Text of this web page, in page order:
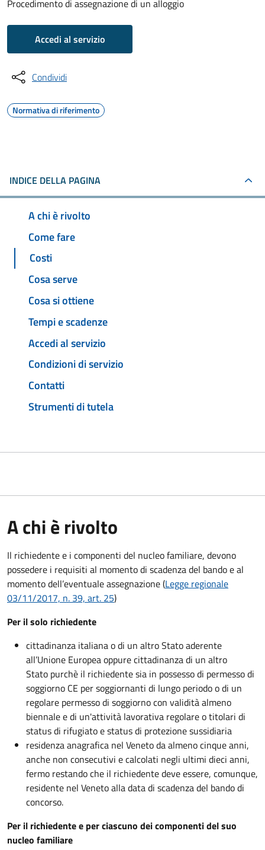
Procedimento di assegnazione di un alloggio
Accedi al servizio
Condividi
Normativa di riferimento
INDICE DELLA PAGINA
A chi è rivolto
Come fare
Costi
Cosa serve
Cosa si ottiene
Tempi e scadenze
Accedi al servizio
Condizioni di servizio
Contatti
Strumenti di tutela
A chi è rivolto
Il richiedente e i componenti del nucleo familiare, devono
possedere i requisiti al momento di scadenza del bando e al
momento dell’eventuale assegnazione (Legge regionale
03/11/2017, n. 39, art. 25)
Per il solo richiedente
cittadinanza italiana o di un altro Stato aderente
all’Unione Europea oppure cittadinanza di un altro
Stato purchè il richiedente sia in possesso di permesso di
soggiorno CE per soggiornanti di lungo periodo o di un
regolare permesso di soggiorno con validità almeno
biennale e di un'attività lavorativa regolare o titolari di
status di rifugiato e status di protezione sussidiaria
residenza anagrafica nel Veneto da almeno cinque anni,
anche non consecutivi e calcolati negli ultimi dieci anni,
fermo restando che il richiedente deve essere, comunque,
residente nel Veneto alla data di scadenza del bando di
concorso.
Per il richiedente e per ciascuno dei componenti del suo
nucleo familiare